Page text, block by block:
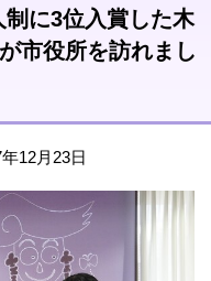
に3位入賞した木
市役所を訪れまし
12月23日